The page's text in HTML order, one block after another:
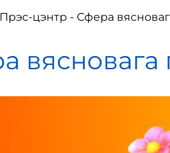
Прэс-цэнтр - Сфера
вясновага